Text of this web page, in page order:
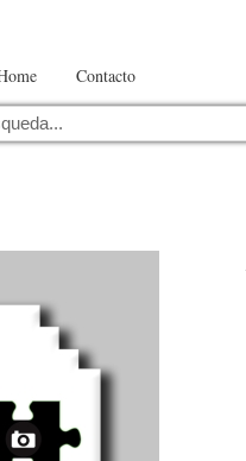
Contacto